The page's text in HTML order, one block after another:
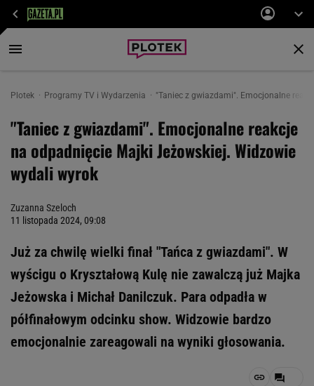
Plotek Programy TV i Wydarzenia "Taniec z gwiazdami". Emocjonalne
"Taniec z gwiazdami". Emocjonalne reakcje
na odpadnięcie Majki Jeżowskiej. Widzowie
wydali wyrok
Zuzanna Szeloch
11 listopada 2024, 09:08
Już za chwilę wielki finał "Tańca z gwiazdami". W
wyścigu o Kryształową Kulę nie zawalczą już Majka
Jeżowska i Michał Danilczuk. Para odpadła w
półfinałowym odcinku show. Widzowie bardzo
emocjonalnie zareagowali na wyniki głosowania.